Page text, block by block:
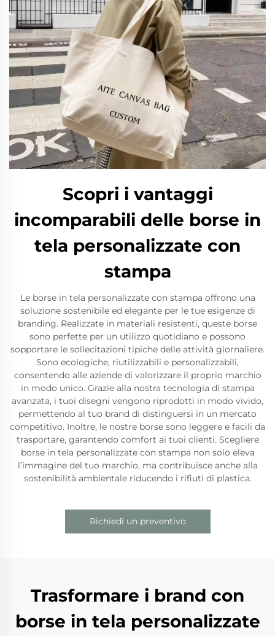
Scopri i vantaggi
incomparabili delle borse in
tela personalizzate con
stampa
Le borse in tela personalizzate con stampa offrono una
soluzione sostenibile ed elegante per le tue esigenze di
branding. Realizzate in materiali resistenti, queste borse
sono perfette per un utilizzo quotidiano e possono
sopportare le sollecitazioni tipiche delle attività giornaliere.
Sono ecologiche, riutilizzabili e personalizzabili,
consentendo alle aziende di valorizzare il proprio marchio
in modo unico. Grazie alla nostra tecnologia di stampa
avanzata, i tuoi disegni vengono riprodotti in modo vivido,
permettendo al tuo brand di distinguersi in un mercato
competitivo. Inoltre, le nostre borse sono leggere e facili da
trasportare, garantendo comfort ai tuoi clienti. Scegliere
borse in tela personalizzate con stampa non solo eleva
l’immagine del tuo marchio, ma contribuisce anche alla
sostenibilità ambientale riducendo i rifiuti di plastica.
Richiedi un preventivo
Trasformare i brand con
borse in tela personalizzate